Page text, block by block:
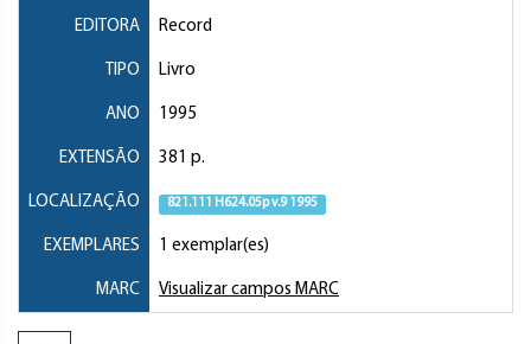
EDITORA Record
TIPO Livro
ANO 1995
EXTENSÃO 381 p.
LOCALIZAÇÃO 821.111 H624.05p v.9 1995
EXEMPLARES 1 exemplar(es)
MARC Visualizar campos MARC